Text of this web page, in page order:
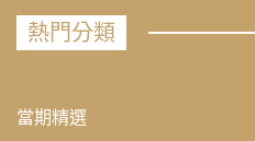
熱門分類
當期精選